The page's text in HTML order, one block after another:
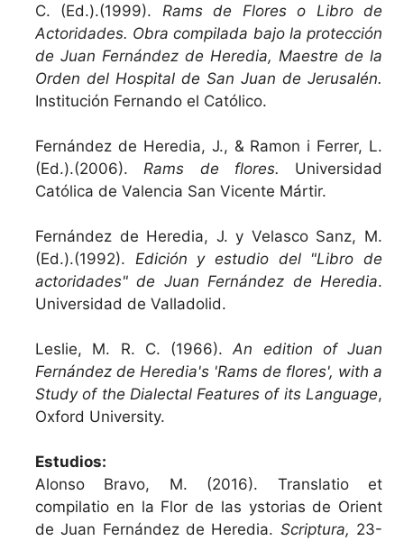
C. (Ed.).(1999). Rams de Flores o Libro de
Actoridades. Obra compilada bajo la protección
de Juan Fernández de Heredia, Maestre de la
Orden del Hospital de San Juan de Jerusalén.
Institución Fernando el Católico.
Fernández de Heredia, J., & Ramon i Ferrer, L.
(Ed.).(2006). Rams de flores. Universidad
Católica de Valencia San Vicente Mártir.
Fernández de Heredia, J. y Velasco Sanz, M.
(Ed.).(1992). Edición y estudio del "Libro de
actoridades" de Juan Fernández de Heredia.
Universidad de Valladolid.
Leslie, M. R. C. (1966).An edition of Juan
Fernández de Heredia's 'Rams de flores', with a
Study of the Dialectal Features of its Language,
Oxford University.
Estudios:
Alonso Bravo, M. (2016). Translatio et
compilatio en la Flor de las ystorias de Orient
de Juan Fernández de Heredia. Scriptura, 23-